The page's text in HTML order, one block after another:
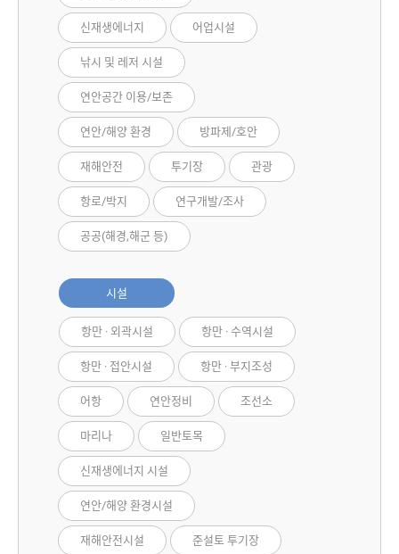
신재생에너지 어업시설
낚시 및 레저 시설
연안공간 이용/보존
연안/해양 환경 방파제/호안
재해안전 투기장 관광
항로/박지 연구개발/조사
공공(해경,해군 등)
시설
항만 · 외곽시설 항만 · 수역시설
항만 · 접안시설 항만 · 부지조성
어항 연안정비 조선소
마리나 일반토목
신재생에너지 시설
연안/해양 환경시설
재해안전시설 준설토 투기장